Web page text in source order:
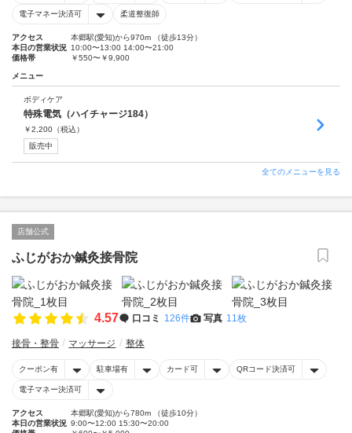
電子マネー決済可 柔道整復師
アクセス
本郷駅(愛知)から970m （徒歩13分）
本日の営業状況 10:00〜13:00 14:00〜21:00
価格帯
￥550〜￥9,900
メニュー
ボディケア
特殊電気（ハイチャージ184）
￥2,200 （税込）
販売中
全てのメニューを見る
店舗公式
ふじがおか鍼灸接骨院
4.57 口コミ 126件 写真 11枚
接骨・整骨 マッサージ 整体
クーポン有 駐車場有 カード可 QRコード決済可
電子マネー決済可
アクセス
本郷駅(愛知)から780m （徒歩10分）
本日の営業状況 9:00〜12:00 15:30〜20:00